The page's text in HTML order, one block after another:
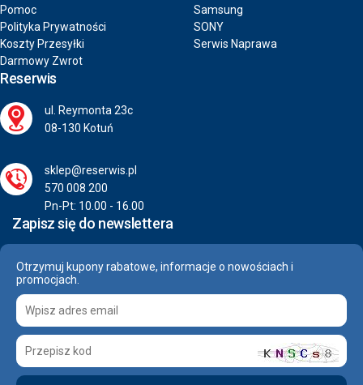
Pomoc
Polityka Prywatności
Koszty Przesyłki
Darmowy Zwrot
Samsung
SONY
Serwis Naprawa
Reserwis
ul. Reymonta 23c
08-130 Kotuń
sklep@reserwis.pl
570 008 200
Pn-Pt: 10.00 - 16.00
Zapisz się do newslettera
Otrzymuj kupony rabatowe, informacje o nowościach i
promocjach.